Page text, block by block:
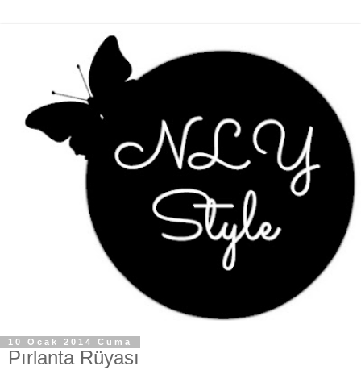
10 Ocak 2014 Cuma
Pırlanta Rüyası